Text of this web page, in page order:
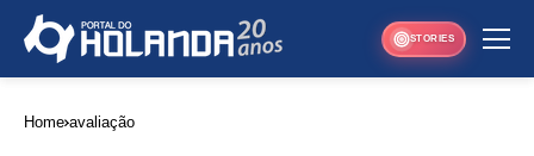
STORIES
Home avaliação